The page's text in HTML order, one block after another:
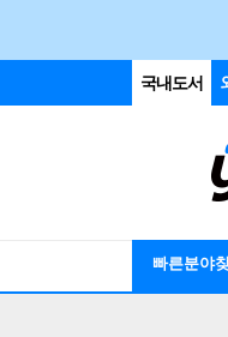
국내도서
빠른분야